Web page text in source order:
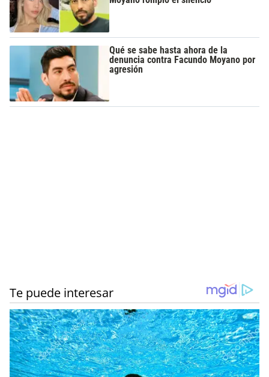
Qué se sabe hasta ahora de la
denuncia contra Facundo Moyano por
agresión